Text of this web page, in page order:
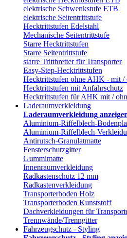
elektrische Schwenkstufe ETB
elektrische Seitentrittstufe
Hecktrittstufen Edelstahl
Mechanische Seitentrittstufe
Starre Hecktrittstufen
Starre Seitentrittstufe
starre Trittbretter für Transporter
Easy-Step-Hecktrittstufen
Hecktrittstufen ohne AHK - mit /
Hecktrittstufen mit Anfahrschutz
Hecktrittstufen für AHK mit /
Laderaumverkleidung
Laderaumverkleidung
Aluminium-Riffelblech-
Aluminium-Riffelblech-
Antirutsch-Granulatmatte
Fensterschutzgitter
Gummimatte
Innenraumverkleidung
Radkastenschutz 12 mm
Radkastenverkleidung
Transporterboden Holz
Transporterboden Kunststoff
Dachverkleidungen für
Trennwände/Trenngitter
Fahrzeugschutz - Styling